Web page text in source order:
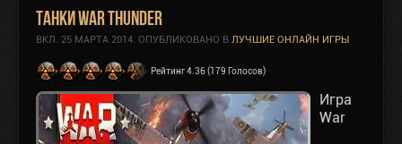
Танки War Thunder
ВКЛ. 25 МАРТА 2014. ОПУБЛИКОВАНО В ЛУЧШИЕ ОНЛАЙН ИГРЫ
Рейтинг 4.36 (179 Голосов)
Игра
War